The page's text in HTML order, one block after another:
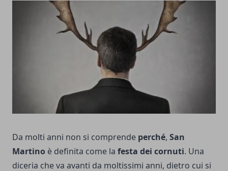
Da molti anni non si comprende perché, San
Martino è definita come la festa dei cornuti. Una
diceria che va avanti da moltissimi anni, dietro cui si